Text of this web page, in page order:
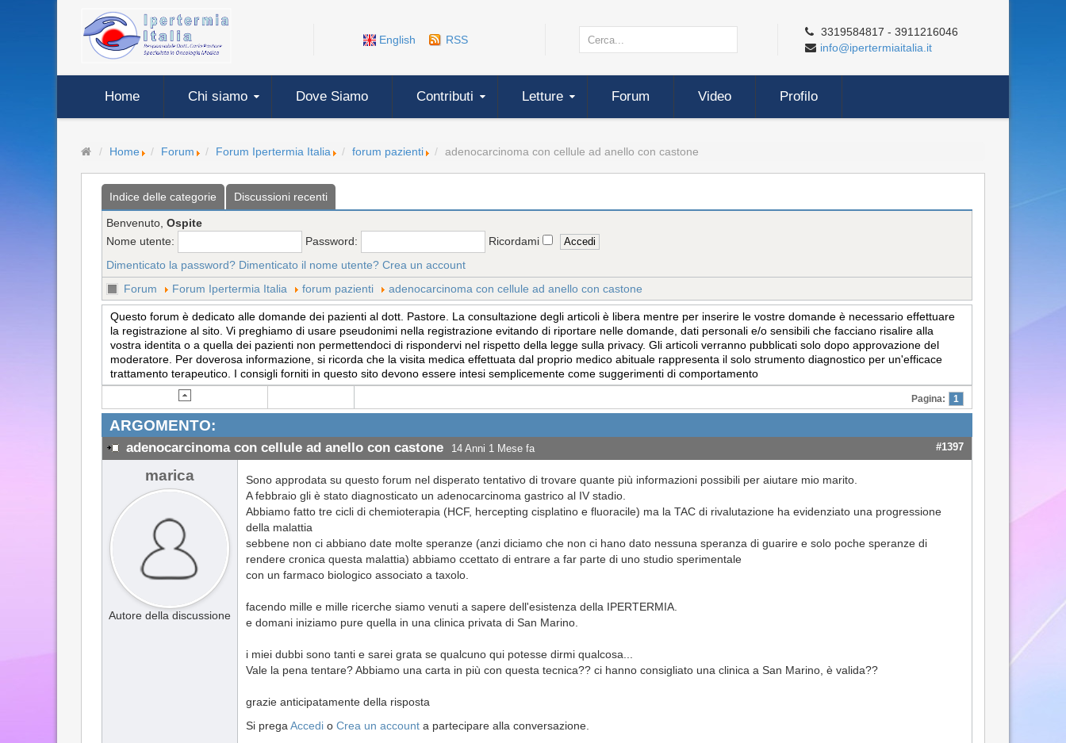
English RSS
3319584817 - 3911216046
info@ipertermiaitalia.it
Home Chi siamo Dove Siamo Contributi Letture Forum Video Profilo
Home Forum Forum Ipertermia Italia forum pazienti adenocarcinoma con cellule ad anello con castone
Indice delle categorie Discussioni recenti
Benvenuto, Ospite
Nome utente:
Password:
Ricordami
Dimenticato la password? Dimenticato il nome utente? Crea un account
Forum
Forum Ipertermia Italia forum pazienti adenocarcinoma con cellule ad anello con castone
Questo forum è dedicato alle domande dei pazienti al dott. Pastore. La consultazione degli articoli è libera mentre per inserire le vostre domande è necessario effettuare
la registrazione al sito. Vi preghiamo di usare pseudonimi nella registrazione evitando di riportare nelle domande, dati personali e/o sensibili che facciano risalire alla
vostra identita o a quella dei pazienti non permettendoci di rispondervi nel rispetto della legge sulla privacy. Gli articoli verranno pubblicati solo dopo approvazione del
moderatore. Per doverosa informazione, si ricorda che la visita medica effettuata dal proprio medico abituale rappresenta il solo strumento diagnostico per un'efficace
trattamento terapeutico. I consigli forniti in questo sito devono essere intesi semplicemente come suggerimenti di comportamento
Pagina: 1
ARGOMENTO:
adenocarcinoma con cellule ad anello con castone 14 Anni 1 Mese fa #1397
marica
Autore della discussione
Sono approdata su questo forum nel disperato tentativo di trovare quante più informazioni possibili per aiutare mio marito.
A febbraio gli è stato diagnosticato un adenocarcinoma gastrico al IV stadio.
Abbiamo fatto tre cicli di chemioterapia (HCF, hercepting cisplatino e fluoracile) ma la TAC di rivalutazione ha evidenziato una progressione
della malattia
sebbene non ci abbiano date molte speranze (anzi diciamo che non ci hano dato nessuna speranza di guarire e solo poche speranze di
rendere cronica questa malattia) abbiamo ccettato di entrare a far parte di uno studio sperimentale
con un farmaco biologico associato a taxolo.
facendo mille e mille ricerche siamo venuti a sapere dell'esistenza della IPERTERMIA.
e domani iniziamo pure quella in una clinica privata di San Marino.
i miei dubbi sono tanti e sarei grata se qualcuno qui potesse dirmi qualcosa...
Vale la pena tentare? Abbiamo una carta in più con questa tecnica?? ci hanno consigliato una clinica a San Marino, è valida??
grazie anticipatamente della risposta
Si prega Accedi o Crea un account a partecipare alla conversazione.